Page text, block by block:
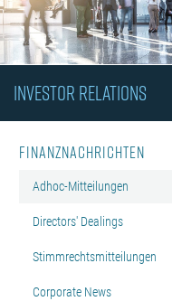
INVESTOR RELATIONS
Finanznachrichten
Adhoc-Mitteilungen
Directors' Dealings
Stimmrechtsmitteilungen
Corporate News